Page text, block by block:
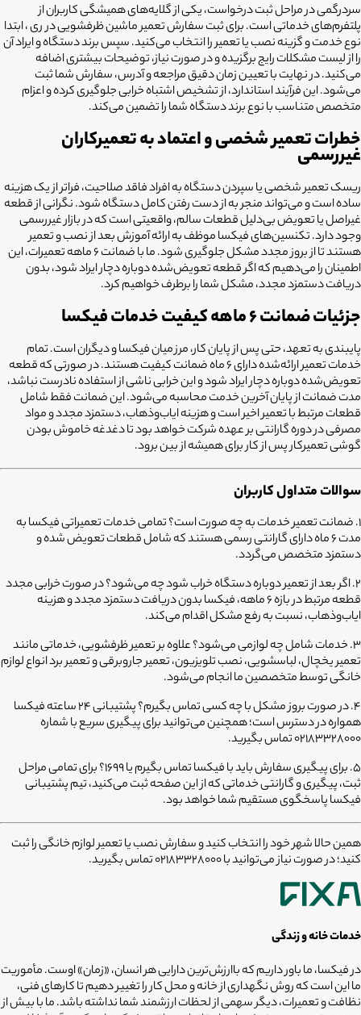
سردرگمی در مراحل ثبت درخواست، یکی از گلایه‌های همیشگی کاربران از
پلتفرم‌های خدماتی است. برای ثبت سفارش تعمیر ماشین ظرفشویی درری، ابتدا
نوع خدمت و گزینه نصب یا تعمیر را انتخاب می‌کنید. سپس برند دستگاه و ایراد آن
را از لیست مشکلات رایج برگزیده و در صورت نیاز، توضیحات بیشتری اضافه
می‌کنید. در نهایت با تعیین زمان دقیق مراجعه و آدرس، سفارش شما ثبت
می‌شود. این فرآیند استاندارد، از تشخیص اشتباه خرابی جلوگیری کرده و اعزام
متخصص متناسب با نوع برند دستگاه شما را تضمین می‌کند.
خطرات تعمیر شخصی و اعتماد به تعمیرکاران
غیررسمی
ریسک تعمیر شخصی یا سپردن دستگاه به افراد فاقد صلاحیت، فراتر از یک هزینه
ساده است و می‌تواند منجر به از دست رفتن کامل دستگاه شود. نگرانی از قطعه
غیراصل یا تعویض بی‌دلیل قطعات سالم، واقعیتی است که در بازار غیررسمی
وجود دارد. تکنسین‌های فیکسا موظف به ارائه آموزش بعد از نصب و تعمیر
هستند تا از بروز مجدد مشکل جلوگیری شود. ما با ضمانت ۶ ماهه تعمیرات، این
اطمینان را می‌دهیم که اگر قطعه تعویض‌شده دوباره دچار ایراد شود، بدون
دریافت دستمزد مجدد، مشکل شما را برطرف خواهیم کرد.
جزئیات ضمانت ۶ ماهه کیفیت خدمات فیکسا
پایبندی به تعهد، حتی پس از پایان کار، مرز میان فیکسا و دیگران است. تمام
خدمات تعمیر ارائه‌شده دارای ۶ ماه ضمانت کیفیت هستند. در صورتی که قطعه
تعویض‌شده دوباره دچار ایراد شود و این خرابی ناشی از استفاده نادرست نباشد،
مدت ضمانت از پایان آخرین خدمت محاسبه می‌شود. این ضمانت فقط شامل
قطعات مرتبط با تعمیر اخیر است و هزینه ایاب‌وذهاب، دستمزد مجدد و مواد
مصرفی در دوره گارانتی بر عهده شرکت خواهد بود تا دغدغه خاموش بودن
گوشی تعمیرکار پس از کار برای همیشه از بین برود.
سوالات متداول کاربران
۱. ضمانت تعمیر خدمات به چه صورت است؟
تمامی خدمات تعمیراتی فیکسا به
مدت ۶ ماه دارای گارانتی رسمی هستند که شامل قطعات تعویض شده و
دستمزد متخصص می‌گردد.
۲. اگر بعد از تعمیر دوباره دستگاه خراب شود چه می‌شود؟
در صورت خرابی مجدد
قطعه مرتبط در بازه ۶ ماهه، فیکسا بدون دریافت دستمزد مجدد و هزینه
ایاب‌وذهاب، نسبت به رفع مشکل اقدام می‌کند.
۳. خدمات شامل چه لوازمی می‌شود؟
علاوه بر تعمیر ظرفشویی، خدماتی مانند
تعمیر یخچال، لباسشویی، نصب تلویزیون، تعمیر جاروبرقی و تعمیر برد انواع لوازم
خانگی توسط متخصصین ما انجام می‌شود.
۴. در صورت بروز مشکل با چه کسی تماس بگیرم؟
پشتیبانی ۲۴ ساعته فیکسا
همواره در دسترس است؛ همچنین می‌توانید برای پیگیری سریع با شماره
۰۲۱۸۳۳۲۸۰۰۰ تماس بگیرید.
۵. برای پیگیری سفارش باید با فیکسا تماس بگیرم یا ۱۶۹۹؟
برای تمامی مراحل
ثبت، پیگیری و گارانتی خدماتی که از این صفحه ثبت می‌کنید، تیم پشتیبانی
فیکسا پاسخگوی مستقیم شما خواهد بود.
همین حالا شهر خود را انتخاب کنید و سفارش نصب یا تعمیر لوازم خانگی را ثبت
کنید؛ در صورت نیاز می‌توانید با 02183328000 تماس بگیرید.
خدمات خانه و زندگی
در فیکسا، ما باور داریم که باارزش‌ترین دارایی هر انسان، «زمان» اوست. مأموریت
ما این است که روش نگهداری از خانه و محل کار را تغییر دهیم تا کارهای فنی،
نظافت و تعمیرات، دیگر سهمی از لحظات ارزشمند شما نداشته باشد. ما با بیش از